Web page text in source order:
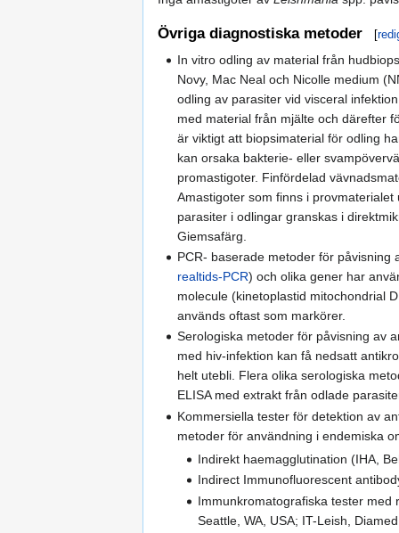
Övriga diagnostiska metoder [
In vitro odling av material från
Novy, Mac Neal och Nicolle medium
odling av parasiter vid visceral
med material från mjälte och därefter
är viktigt att biopsimaterial för odling
kan orsaka bakterie- eller
promastigoter. Finfördelad
Amastigoter som finns i
parasiter i odlingar granskas i
Giemsafärg.
PCR- baserade metoder för påvisning
realtids-PCR) och olika gener har
molecule (kinetoplastid mitochondrial
används oftast som markörer.
Serologiska metoder för påvisning av
med hiv-infektion kan få nedsatt
helt utebli. Flera olika serologiska
ELISA med extrakt från odlade
Kommersiella tester för detektion av
metoder för användning i endemiska
Indirekt haemagglutination (IHA,
Indirect Immunofluorescent
Immunkromatografiska tester med
Seattle, WA, USA; IT-Leish,